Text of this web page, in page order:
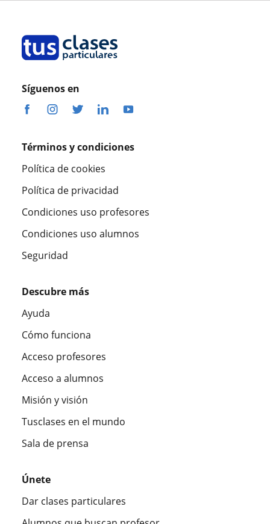
Síguenos en
Términos y condiciones
Política de cookies
Política de privacidad
Condiciones uso profesores
Condiciones uso alumnos
Seguridad
Descubre más
Ayuda
Cómo funciona
Acceso profesores
Acceso a alumnos
Misión y visión
Tusclases en el mundo
Sala de prensa
Únete
Dar clases particulares